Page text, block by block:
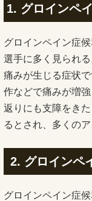
1. グロインペ
グロインペイン症
選手に多く見られ
痛みが生じる症状
作などで痛みが増
返りにも支障をき
るとされ、多くの
2. グロインペ
グロインペイン症